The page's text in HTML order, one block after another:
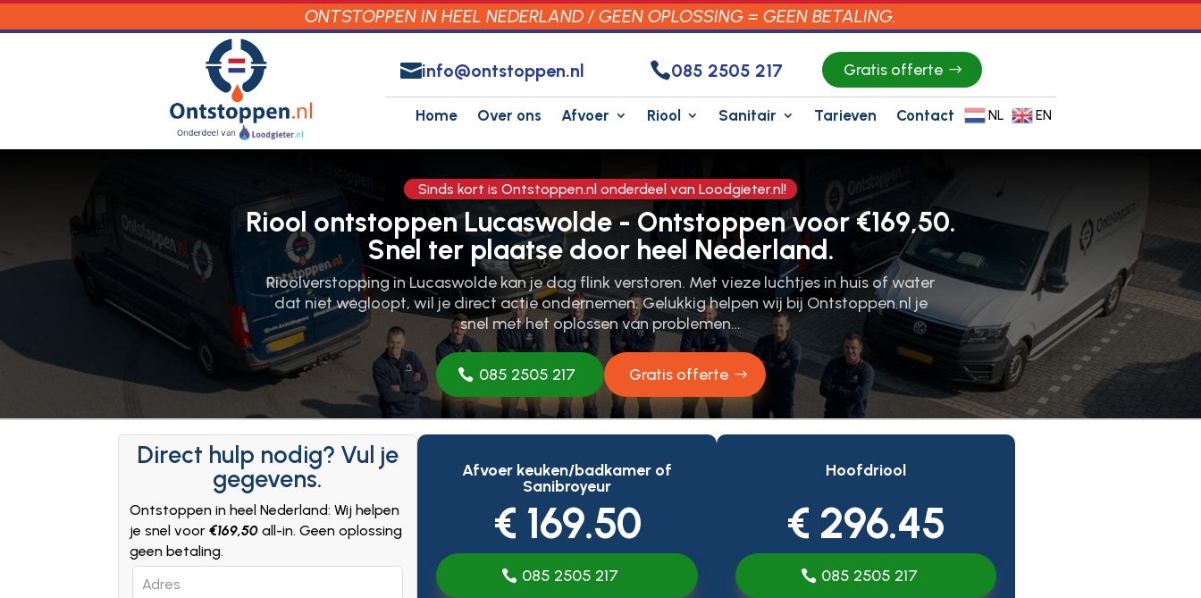
ONTSTOPPEN IN HEEL NEDERLAND / GEEN OPLOSSING = GEEN BETALING.
info@ontstoppen.nl 085 2505 217 Gratis offerte
Home Over ons Afvoer Riool Sanitair Tarieven Contact NL EN
Sinds kort is Ontstoppen.nl onderdeel van Loodgieter.nl!
Riool ontstoppen Lucaswolde - Ontstoppen voor €169,50.
Snel ter plaatse door heel Nederland.
Rioolverstopping in Lucaswolde kan je dag flink verstoren.​ Met vieze luchtjes in huis of water
dat niet wegloopt, wil je direct actie ondernemen.​ Gelukkig helpen wij bij Ontstoppen.​nl je
snel met het oplossen van problemen…
085 2505 217 Gratis offerte
Direct hulp nodig? Vul je
gegevens.
Ontstoppen in heel Nederland: Wij helpen
je snel voor €169,50 all-in. Geen oplossing
geen betaling.
Leave
this
Afvoer keuken/badkamer of
Sanibroyeur
€ 169.50
085 2505 217
Hoofdriool
€ 296.45
085 2505 217